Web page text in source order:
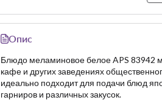
Опис
Блюдо меламиновое белое APS 83942
кафе и других заведениях
идеально подходит для подачи блюд
гарниров и различных закусок.